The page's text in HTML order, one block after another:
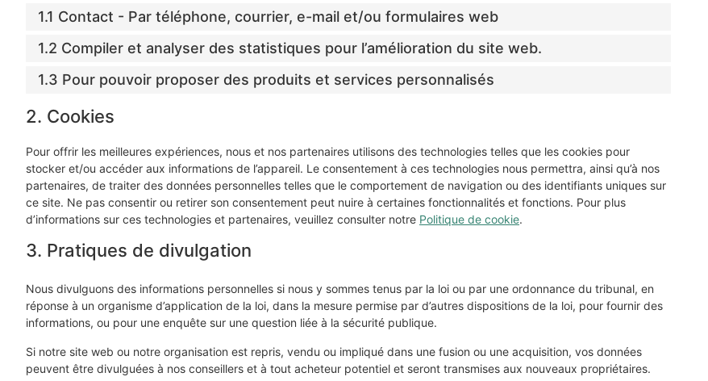
1.1 Contact - Par téléphone, courrier, e-mail et/ou formulaires web
1.2 Compiler et analyser des statistiques pour l’amélioration du site web.
1.3 Pour pouvoir proposer des produits et services personnalisés
2. Cookies
Pour offrir les meilleures expériences, nous et nos partenaires utilisons des technologies telles que les cookies pour
stocker et/ou accéder aux informations de l’appareil. Le consentement à ces technologies nous permettra, ainsi qu’à nos
partenaires, de traiter des données personnelles telles que le comportement de navigation ou des identifiants uniques sur
ce site. Ne pas consentir ou retirer son consentement peut nuire à certaines fonctionnalités et fonctions. Pour plus
d’informations sur ces technologies et partenaires, veuillez consulter notre Politique de cookie.
3. Pratiques de divulgation
Nous divulguons des informations personnelles si nous y sommes tenus par la loi ou par une ordonnance du tribunal, en
réponse à un organisme d’application de la loi, dans la mesure permise par d’autres dispositions de la loi, pour fournir des
informations, ou pour une enquête sur une question liée à la sécurité publique.
Si notre site web ou notre organisation est repris, vendu ou impliqué dans une fusion ou une acquisition, vos données
peuvent être divulguées à nos conseillers et à tout acheteur potentiel et seront transmises aux nouveaux propriétaires.